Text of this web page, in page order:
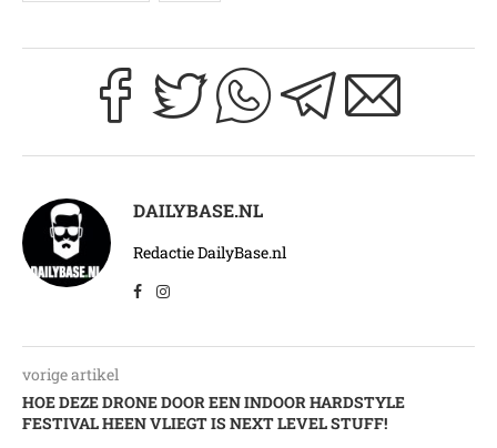
DAILYBASE.NL
Redactie DailyBase.nl
vorige artikel
HOE DEZE DRONE DOOR EEN INDOOR HARDSTYLE
FESTIVAL HEEN VLIEGT IS NEXT LEVEL STUFF!